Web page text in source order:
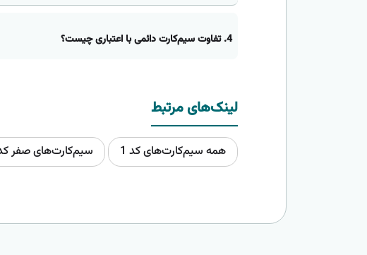
4. تفاوت سیم‌کارت دائمی با اعتباری چیست؟
لینک‌های مرتبط
همه سیم‌کارت‌های کد 1 سیم‌کارت‌های صفر کد